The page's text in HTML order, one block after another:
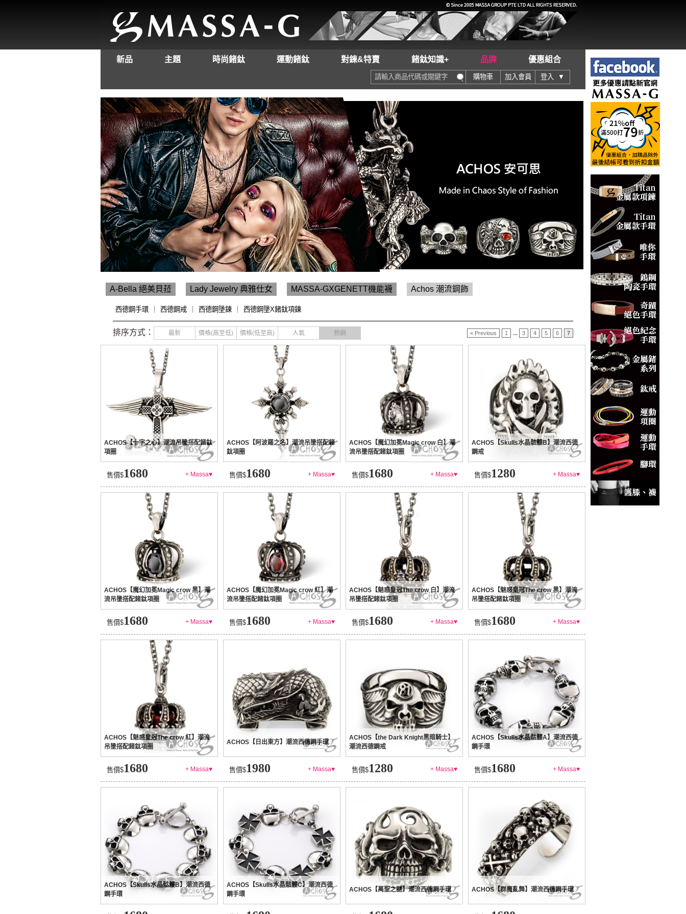
新品 主題 時尚鍺鈦 運動鍺鈦 對鍊&特賣 鍺鈦知識+ 品牌 優惠組合
購物車 加入會員 登入 ▼
A-Bella 絕美貝菈 Lady Jewelry 典雅仕女 MASSA-GXGENETT機能襪 Achos 潮流鋼飾
西德鋼手環 西德鋼戒 西德鋼墬鍊 西德鋼墬X鍺鈦項鍊
排序方式： 最新 價格(高至低) 價格(低至高) 人氣 熱銷 « Previous 1 ... 3 4 5 6 7
ACHOS【十字之心】潮流吊墬搭配鍺鈦
項圈
售價$1680 + Massa♥
ACHOS【阿波羅之名】潮流吊墬搭配鍺
鈦項圈
售價$1680 + Massa♥
ACHOS【魔幻加冕Magic crow 白】潮
流吊墬搭配鍺鈦項圈
售價$1680 + Massa♥
ACHOS【Skulls水晶骷髏B】潮流西德
鋼戒
售價$1280 + Massa♥
ACHOS【魔幻加冕Magic crow 黑】潮
流吊墬搭配鍺鈦項圈
售價$1680 + Massa♥
ACHOS【魔幻加冕Magic crow 紅】潮
流吊墬搭配鍺鈦項圈
售價$1680 + Massa♥
ACHOS【魅惑皇冠The crow 白】潮流
吊墬搭配鍺鈦項圈
售價$1680 + Massa♥
ACHOS【魅惑皇冠The crow 黑】潮流
吊墬搭配鍺鈦項圈
售價$1680 + Massa♥
ACHOS【魅惑皇冠The crow 紅】潮流
吊墬搭配鍺鈦項圈
售價$1680 + Massa♥
ACHOS【日出東方】潮流西德鋼手環
售價$1980 + Massa♥
ACHOS【the Dark Knight黑暗騎士】
潮流西德鋼戒
售價$1280 + Massa♥
ACHOS【Skulls水晶骷髏A】潮流西德
鋼手環
售價$1680 + Massa♥
ACHOS【Skulls水晶骷髏B】潮流西德
鋼手環
ACHOS【Skulls水晶骷髏C】潮流西德
鋼手環
ACHOS【萬聖之謎】潮流西德鋼手環 ACHOS【群魔亂舞】潮流西德鋼手環